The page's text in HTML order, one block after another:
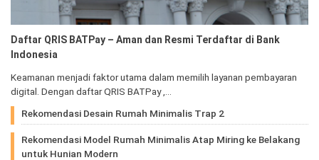
Daftar QRIS BATPay – Aman dan Resmi Terdaftar di Bank
Indonesia
Keamanan menjadi faktor utama dalam memilih layanan pembayaran
digital. Dengan daftar QRIS BATPay ,…
Rekomendasi Desain Rumah Minimalis Trap 2
Rekomendasi Model Rumah Minimalis Atap Miring ke Belakang
untuk Hunian Modern